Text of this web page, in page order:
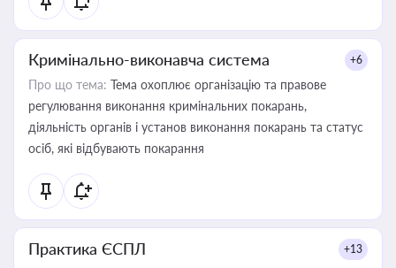
Кримінально-виконавча система +6
Про що тема: Тема охоплює організацію та правове
регулювання виконання кримінальних покарань,
діяльність органів і установ виконання покарань та статус
осіб, які відбувають покарання
Практика ЄСПЛ +13